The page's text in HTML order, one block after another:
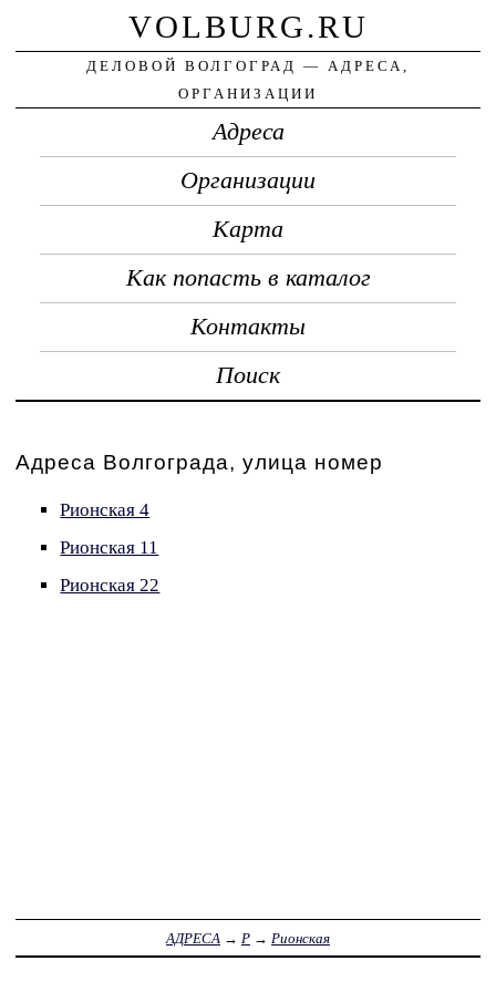
VOLBURG.RU
ДЕЛОВОЙ ВОЛГОГРАД — АДРЕСА,
ОРГАНИЗАЦИИ
Адреса
Организации
Карта
Как попасть в каталог
Контакты
Поиск
Адреса Волгограда, улица номер
Рионская 4
Рионская 11
Рионская 22
АДРЕСА → Р → Рионская